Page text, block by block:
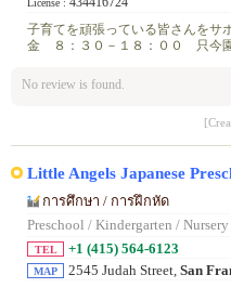
License :
子育てを頑張っている皆さんをサ
金 ８：３０－１８：００ 只今
No review is found.
Little Angels Japanese
การศึกษา / การฝึกหัด
Preschool / Kindergarten / Nursery
TEL +1 (415) 564-6123
MAP 2545 Judah Street, San